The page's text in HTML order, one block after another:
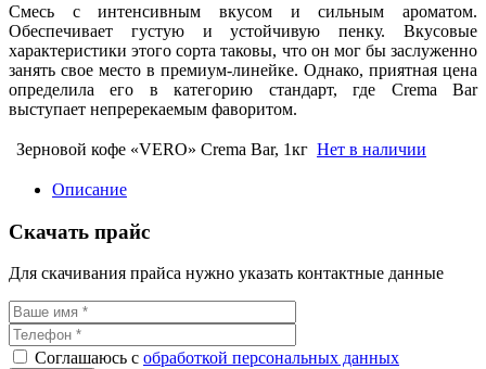
Смесь с интенсивным вкусом и сильным ароматом.
Обеспечивает густую и устойчивую пенку. Вкусовые
характеристики этого сорта таковы, что он мог бы заслуженно
занять свое место в премиум-линейке. Однако, приятная цена
определила его в категорию стандарт, где Crema Bar
выступает непререкаемым фаворитом.
Зерновой кофе «VERO» Crema Bar, 1кг Нет в наличии
Описание
Скачать прайс
Для скачивания прайса нужно указать контактные данные
Соглашаюсь с обработкой персональных данных